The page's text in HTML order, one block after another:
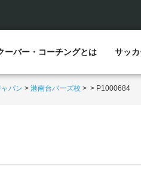
ーバー・コーチングとは サッ
パン > 港南台バーズ校 > > P1000684